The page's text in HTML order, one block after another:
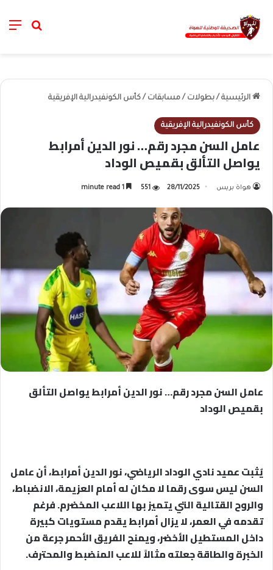
خانة
الرئيسية / بطولات / مسابقات / كأس الكونفيدرالية الإفريقية
كأس الكونفيدرالية الإفريقية
عامل السن مجرد رقم… نور الدين أمرابط
يواصل التألق بقميص الوداد
هواة بريس 28/11/2025
551
عامل السن مجرد رقم… نور الدين أمرابط يواصل التألق
بقميص الوداد
يُثبت عميد نادي الوداد الرياضي، نور الدين أمرابط، أن عامل
السن ليس سوى رقما لا مكان له أمام العزيمة، الانضباط،
والروح القتالية التي يتميز بها اللاعب المخضرم. فرغم
تقدمه في العمر، لا يزال أمرابط يقدم مستويات كبيرة
داخل المستطيل الأخضر، ويمنح الفريق الأحمر جرعة من
الخبرة والطاقة جعلته مثالاً للاعب المنضبط والمحترف.